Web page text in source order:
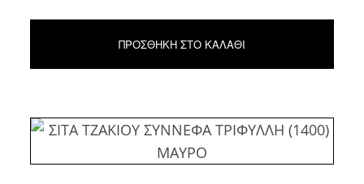
ΠΡΟΣΘΉΚΗ ΣΤΟ ΚΑΛΆΘΙ